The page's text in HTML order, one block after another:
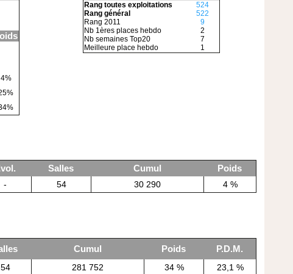
4%
Rang toutes exploitations
Rang général
Rang 2011
Nb 1ères places hebdo
Nb semaines Top20
Meilleure place hebdo
524
522
9
2
7
1
Salles Cumul
Poids
- 54 30 290 4 %
Cumul Poids
P.D.M.
54 281 752 34 % 23,1 %